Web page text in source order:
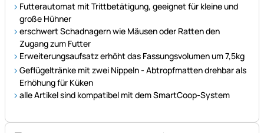
Futterautomat mit Trittbetätigung, geeignet für kleine und
große Hühner
erschwert Schadnagern wie Mäusen oder Ratten den
Zugang zum Futter
Erweiterungsaufsatz erhöht das Fassungsvolumen um 7,5kg
Geflügeltränke mit zwei Nippeln - Abtropfmatten drehbar als
Erhöhung für Küken
alle Artikel sind kompatibel mit dem SmartCoop-System